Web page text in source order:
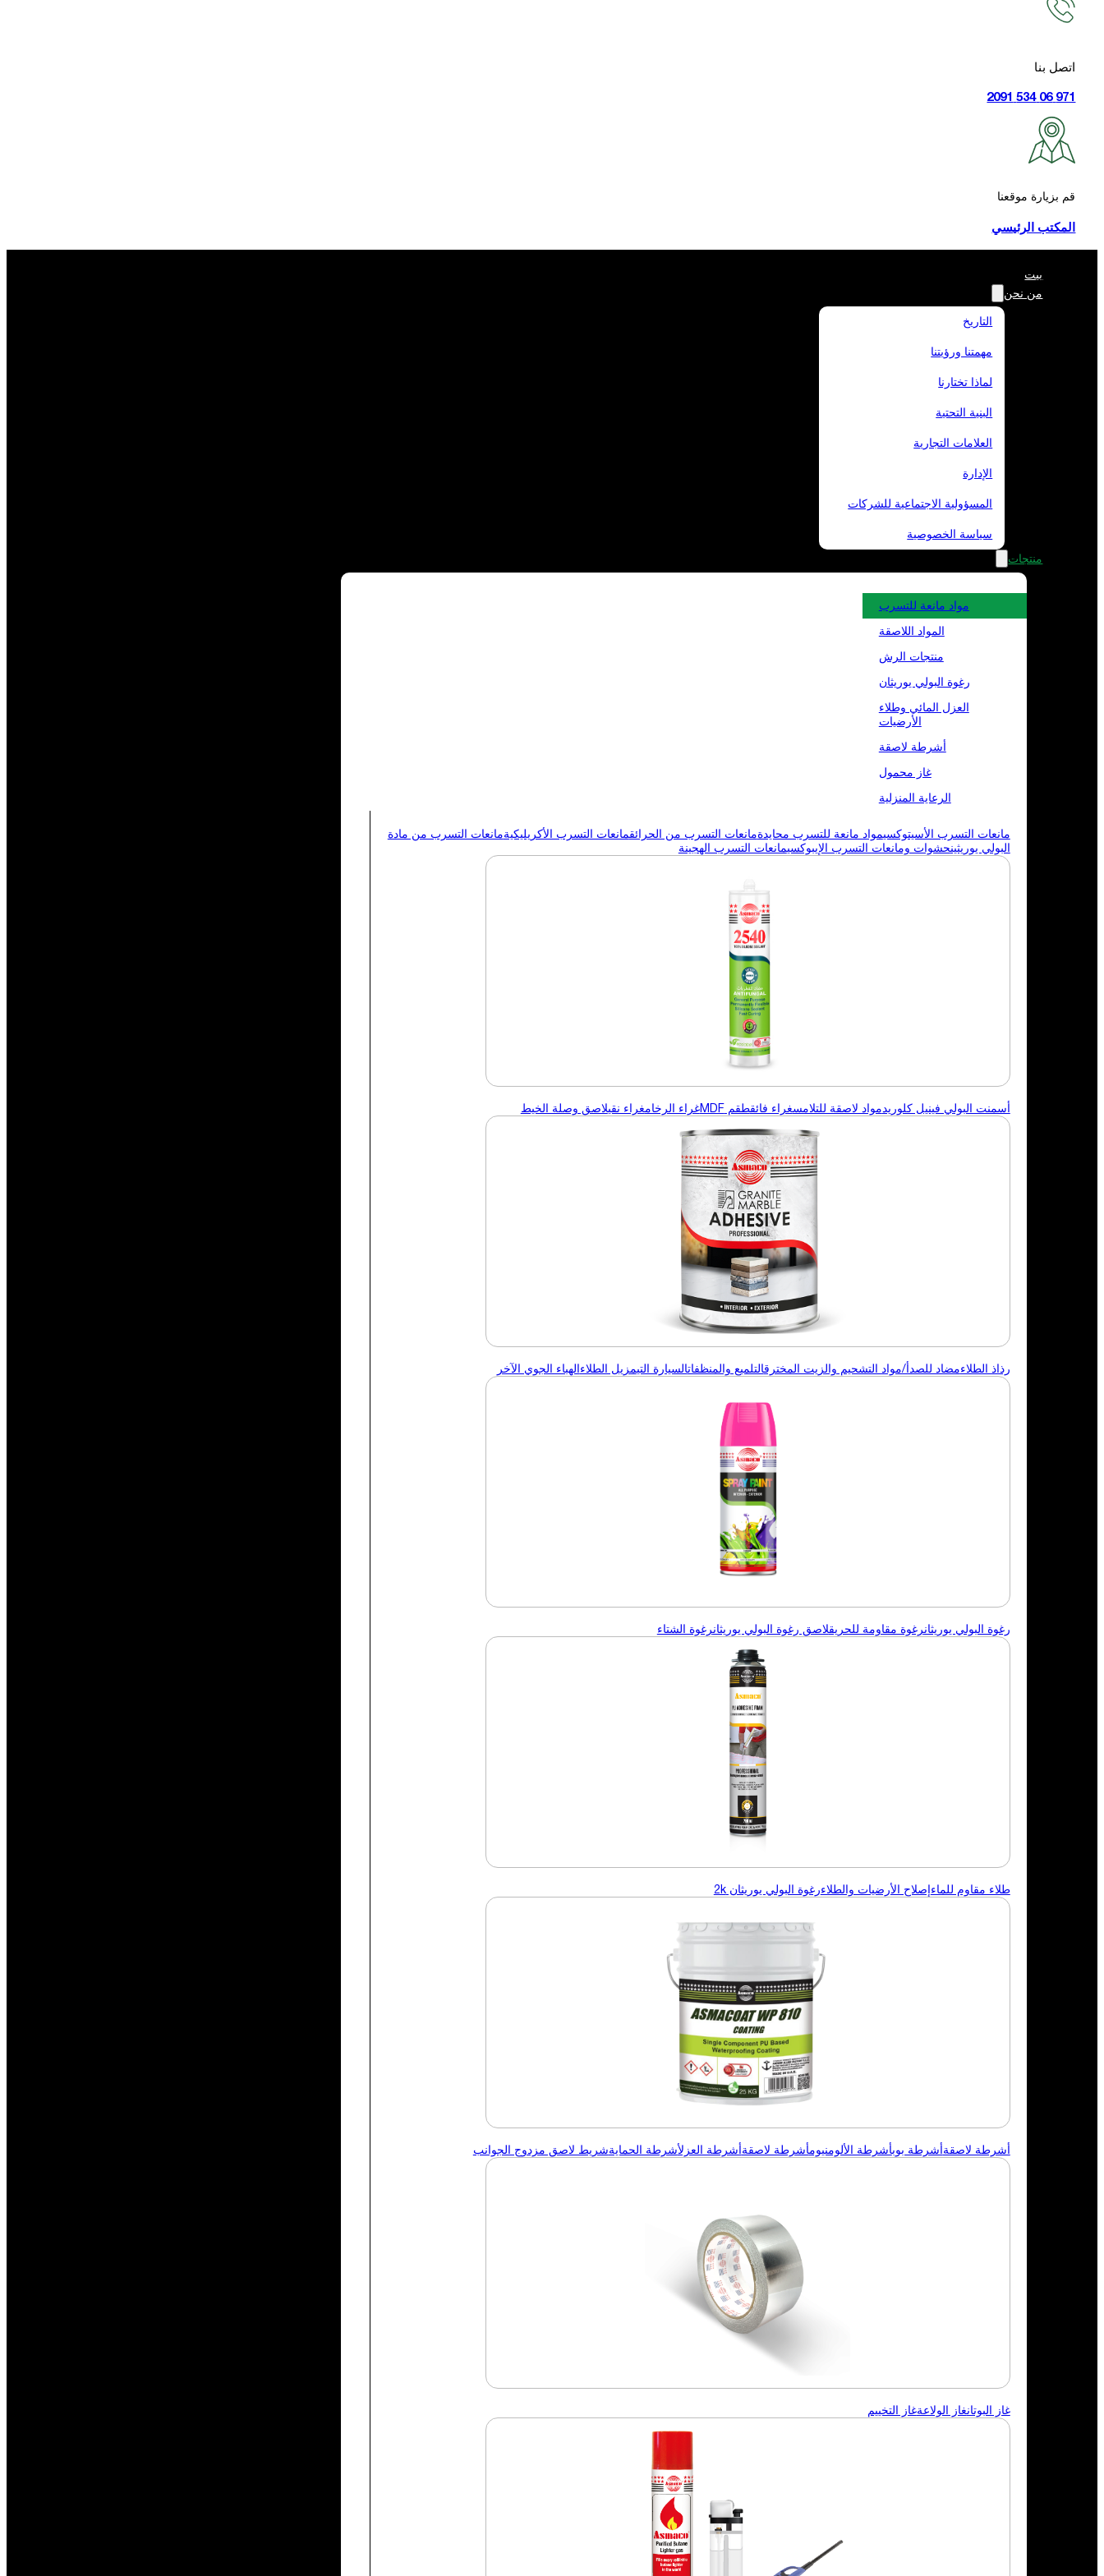
اتصل بنا
971 06 534 2091
قم بزيارة موقعنا
المكتب الرئيسي
بيت
من نحن
التاريخ
مهمتنا ورؤيتنا
لماذا تختارنا
البنية التحتية
العلامات التجارية
الإدارة
المسؤولية الاجتماعية للشركات
سياسة الخصوصية
منتجات
مواد مانعة للتسرب
المواد اللاصقة
منتجات الرش
رغوة البولي يوريثان
العزل المائي وطلاء
الأرضيات
أشرطة لاصقة
غاز محمول
الرعاية المنزلية
مانعات التسرب الأسيتوكسيمواد مانعة للتسرب محايدةمانعات التسرب من الحرائقمانعات التسرب الأكريليكيةمانعات التسرب من مادة
البولي يوريثينحشوات ومانعات التسرب الإيبوكسيمانعات التسرب الهجينة
أسمنت البولي فينيل كلوريدمواد لاصقة للتلامسغراء فائقطقم MDF غراء الرخامغراء نقيلاصق وصلة الخيط
رذاذ الطلاءمضاد للصدأ/مواد التشحيم والزيت المخترقالتلميع والمنظفاتالسيارة التيمزيل الطلاء الهباء الجوي الآخر
رغوة البولي يوريثانرغوة مقاومة للحريقلاصق رغوة البولي يوريثانرغوة الشتاء
طلاء مقاوم للماء إصلاح الأرضيات والطلاءرغوة البولي يوريثان 2k
أشرطة لاصقة أشرطة بوبأشرطة الألومنيومأشرطة لاصقة أشرطة العزلأشرطة الحمايةشريط لاصق مزدوج الجوانب
غاز البوتانغاز الولاعةغاز التخييم